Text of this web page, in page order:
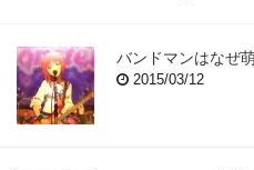
バンドマンはなぜ
2015/03/12